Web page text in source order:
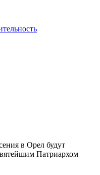
в Орел будут
Патриархом